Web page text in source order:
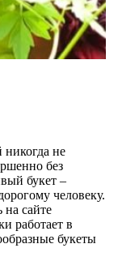
никогда не
без
букет –
человеку.
на сайте
работает в
букеты